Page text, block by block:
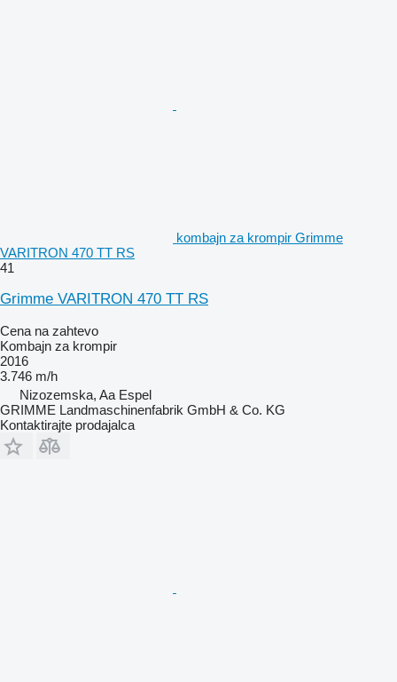
kombajn za krompir Grimme
VARITRON 470 TT RS
41
Grimme VARITRON 470 TT RS
Cena na zahtevo
Kombajn za krompir
2016
3.746 m/h
Nizozemska, Aa Espel
GRIMME Landmaschinenfabrik GmbH & Co. KG
Kontaktirajte prodajalca